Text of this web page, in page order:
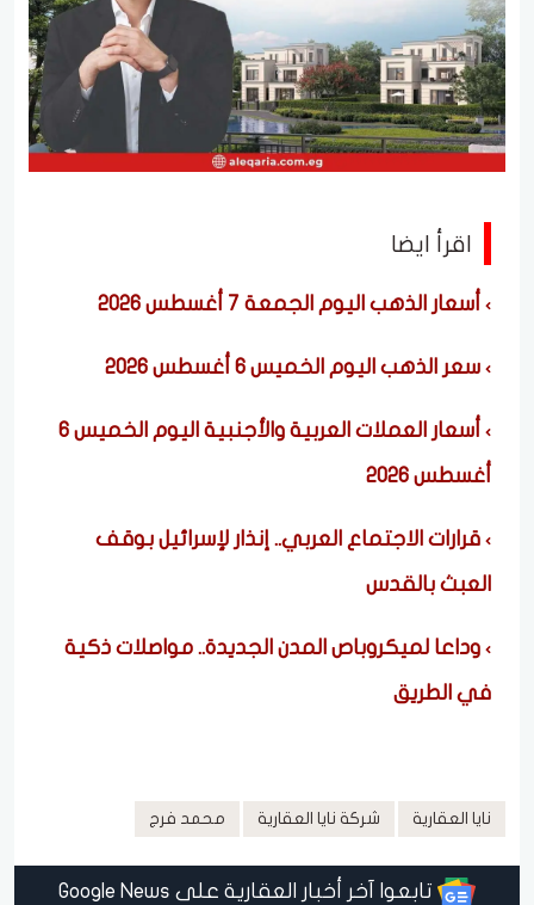
اقرأ ايضا
أسعار الذهب اليوم الجمعة 7 أغسطس 2026
سعر الذهب اليوم الخميس 6 أغسطس 2026
أسعار العملات العربية والأجنبية اليوم الخميس 6
أغسطس 2026
قرارات الاجتماع العربي.. إنذار لإسرائيل بوقف
العبث بالقدس
وداعا لميكروباص المدن الجديدة.. مواصلات ذكية
في الطريق
نايا العقارية شركة نايا العقارية محمد فرج
تابعوا آخر أخبار العقارية على Google News